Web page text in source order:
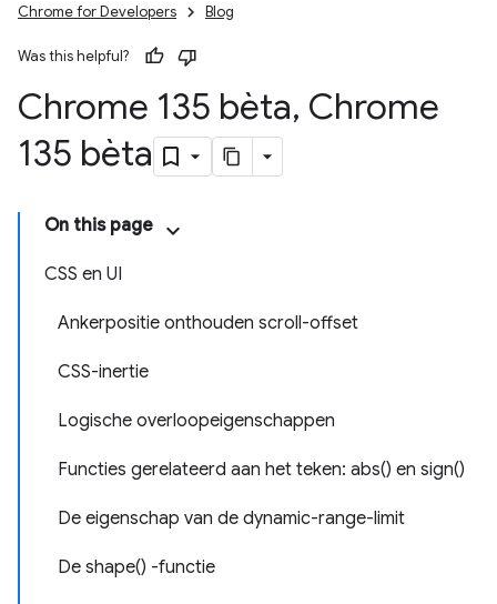
Chrome for Developers Blog
Was this helpful?
Chrome 135 bèta, Chrome
135 bèta
On this page
CSS en UI
Ankerpositie onthouden scroll-offset
CSS-inertie
Logische overloopeigenschappen
Functies gerelateerd aan het teken: abs() en sign()
De eigenschap van de dynamic-range-limit
De shape() -functie